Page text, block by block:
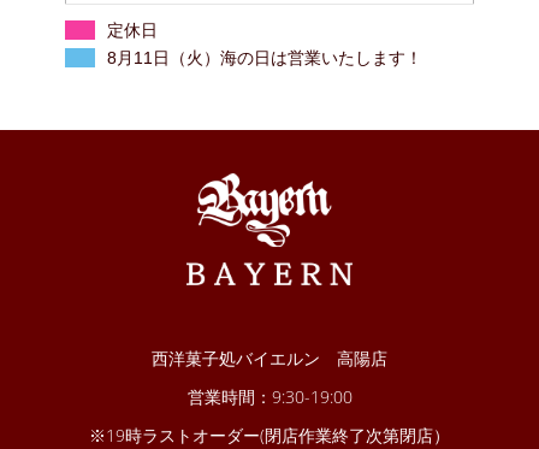
定休日
8月11日（火）海の日は営業いたします！
西洋菓子処バイエルン 高陽店
営業時間：9:30-19:00
※19時ラストオーダー(閉店作業終了次第閉店）